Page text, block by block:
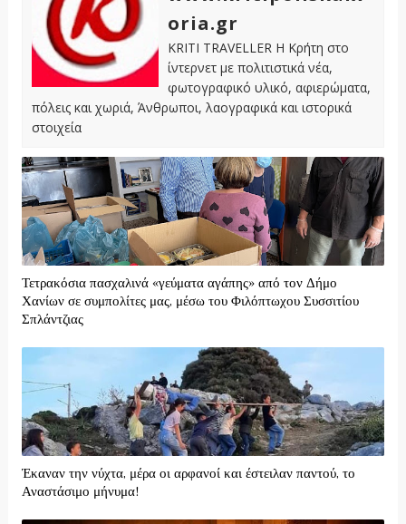
oria.gr
KRITI TRAVELLER Η Κρήτη στο
ίντερνετ με πολιτιστικά νέα,
φωτογραφικό υλικό, αφιερώματα,
πόλεις και χωριά, Άνθρωποι, λαογραφικά και ιστορικά
στοιχεία
Τετρακόσια πασχαλινά «γεύματα αγάπης» από τον Δήμο
Χανίων σε συμπολίτες μας, μέσω του Φιλόπτωχου Συσσιτίου
Σπλάντζιας
Έκαναν την νύχτα, μέρα οι αρφανοί και έστειλαν παντού, το
Αναστάσιμο μήνυμα!